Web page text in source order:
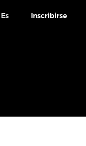
Es Inscribirse